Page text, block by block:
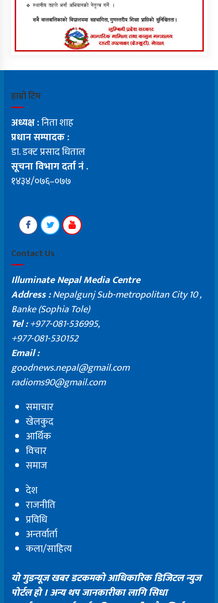
हाम्रो टिम
अध्यक्ष :निता शाह
प्रधान सम्पादक :
डा. डक्ट प्रसाद धिताल
सूचना विभाग दर्ता नं .
१४३४/०७६–०७७
Contact Us
Illuminate Nepal Media Centre
Address :Nepalgunj Sub-metropolitan City 10 ,
Banke (Sophia Tole)
Tel :+977-081-536995,
+977-081-530152
Email :
goodnews.nepal@gmail.com
radioms90@gmail.com
समाचार
खेलकुद
आर्थिक
विचार
समाज
देश
राजनीति
प्रविधि
अन्तर्वार्ता
कला/साहित्य
यो गुडन्यूज खबर डटकमको आधिकारिक डिजिटल न्युज
पोर्टल हो । अन्य थप जानकारीका लागि सिधा